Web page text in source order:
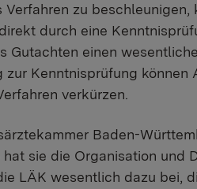
zu
durch eine
Gutachten einen
Kenntnisprüfung können
verkürzen.
Baden-
sie die Organisation und
LÄK wesentlich dazu bei,